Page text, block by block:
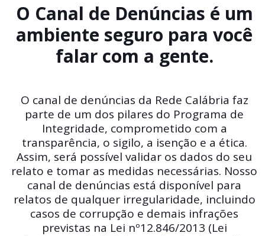
O Canal de Denúncias é um
ambiente seguro para você
falar com a gente.
O canal de denúncias da Rede Calábria faz
parte de um dos pilares do Programa de
Integridade, comprometido com a
transparência, o sigilo, a isenção e a ética.
Assim, será possível validar os dados do seu
relato e tomar as medidas necessárias. Nosso
canal de denúncias está disponível para
relatos de qualquer irregularidade, incluindo
casos de corrupção e demais infrações
previstas na Lei nº12.846/2013 (Lei